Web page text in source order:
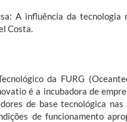
A influência da tecnologia
Costa.
da FURG
é a incubadora de
de base tecnológica
de funcionamento